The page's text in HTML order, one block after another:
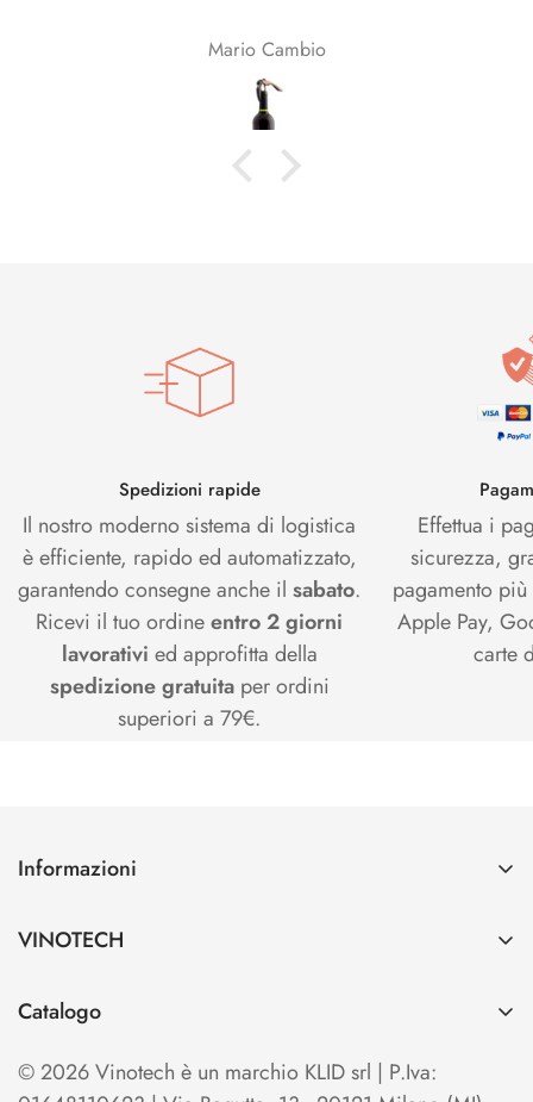
Mario Cambio
Spedizioni rapide
Il nostro moderno sistema di logistica
è efficiente, rapido ed automatizzato,
garantendo consegne anche ilsabato.
Ricevi il tuo ordineentro 2 giorni
lavorativi ed approfitta della
spedizione gratuita per ordini
superiori a 79€.
Effettua i
sicurezza,
pagamento
Apple Pay,
carte
Informazioni
Spedizioni e Pagamenti
Cerca
Termini e condizioni di Vendita
VINOTECH
Vinotech B2B
Blog
Catalogo
TO OPEN
© 2026 Vinotech è un marchio KLID srl | P.Iva: